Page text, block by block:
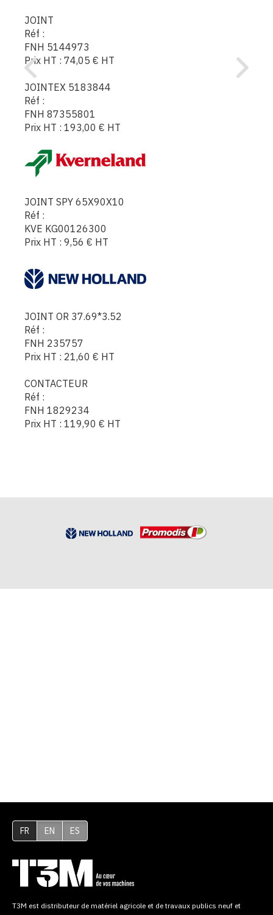
JOINT
Réf :
FNH 5144973
Prix HT : 74,05 € HT
JOINTEX 5183844
Réf :
FNH 87355801
Prix HT : 193,00 € HT
JOINT SPY 65X90X10
Réf :
KVE KG00126300
Prix HT : 9,56 € HT
JOINT OR 37.69*3.52
Réf :
FNH 235757
Prix HT : 21,60 € HT
CONTACTEUR
Réf :
FNH 1829234
Prix HT : 119,90 € HT
FR EN ES
T3M est distributeur de matériel agricole et de travaux publics neuf et